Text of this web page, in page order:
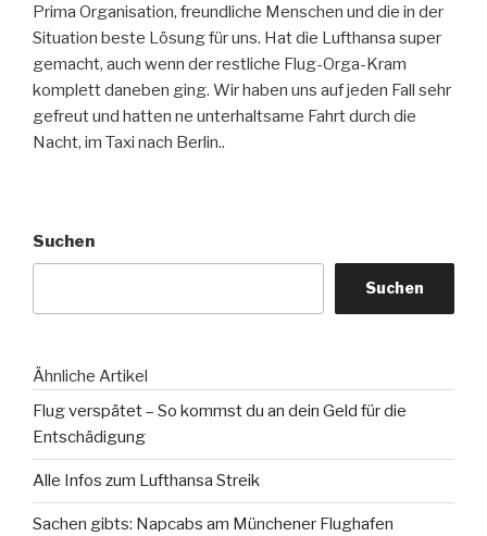
Prima Organisation, freundliche Menschen und die in der
Situation beste Lösung für uns. Hat die Lufthansa super
gemacht, auch wenn der restliche Flug-Orga-Kram
komplett daneben ging. Wir haben uns auf jeden Fall sehr
gefreut und hatten ne unterhaltsame Fahrt durch die
Nacht, im Taxi nach Berlin..
Suchen
Suchen
Ähnliche Artikel
Flug verspätet – So kommst du an dein Geld für die
Entschädigung
Alle Infos zum Lufthansa Streik
Sachen gibts: Napcabs am Münchener Flughafen